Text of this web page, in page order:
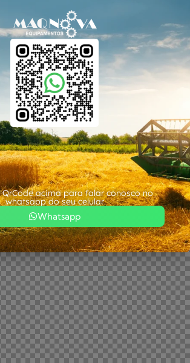
QrCode acima para falar conosco no
whatsapp do seu celular
Whatsapp